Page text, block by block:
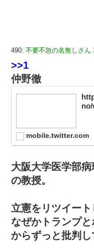
490: 不要不急の名無しさん
>>1
仲野徹
mobile.twitter.com
大阪大学医学部
の教授。
立憲をリツイート
なぜかトランプ
からずっと批判し